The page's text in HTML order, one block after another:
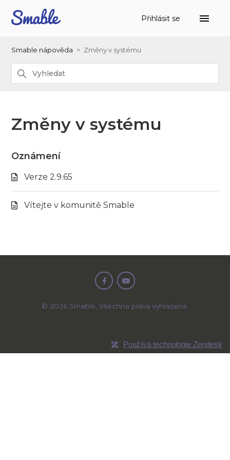
Přihlásit se
Smable nápověda Změny v systému
Změny v systému
Oznámení
Verze 2.9.65
Vítejte v komunitě Smable
© 2026 Smable, Všechna práva vyhrazena.
Používá technologie Zendesk